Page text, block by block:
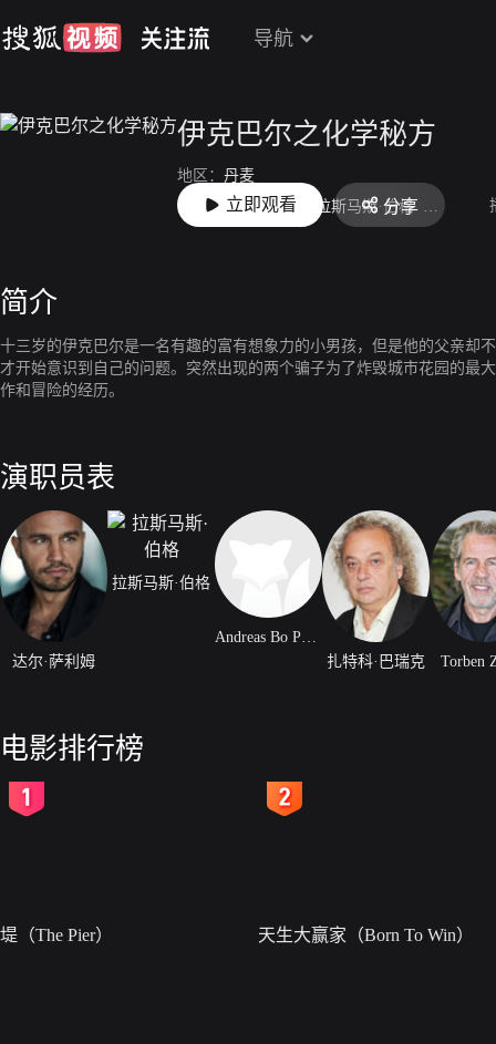
导航
伊克巴尔之化学秘方
地区： 丹麦
主演： 达尔·萨利姆 拉斯马斯·伯格 Andreas
立即观看 分享
简介
十三岁的伊克巴尔是一名有趣的富有想象力的小男孩，但是他的父亲却
才开始意识到自己的问题。突然出现的两个骗子为了炸毁城市花园的最
作和冒险的经历。
演职员表
达尔·萨利姆
拉斯马斯·伯格
Andreas Bo Pedersen
扎特科·巴瑞克
Torben
电影排行榜
堤（The Pier） 天生大赢家（Born To Win）